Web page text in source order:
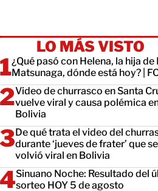
LO MÁS VISTO
¿Qué pasó con Helena, la hija de
Matsunaga, dónde está hoy? |
Video de churrasco en Santa
vuelve viral y causa polémica
Bolivia
De qué trata el video del
durante ‘jueves de frater’ que se
volvió viral en Bolivia
Sinuano Noche: Resultado del
sorteo HOY 5 de agosto